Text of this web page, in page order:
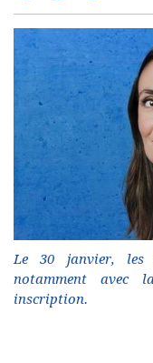
Le 30 janvier, les
notamment avec
inscription.